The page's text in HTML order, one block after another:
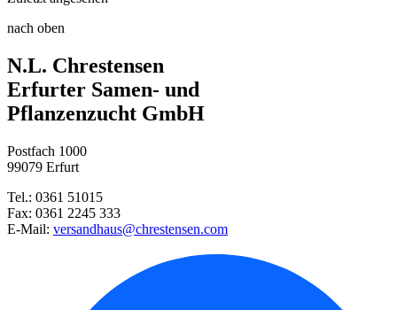
Bohnenkraut Aromata
Buschbohne Berggold
Radies Riesenbutter
Steckzwiebel Stuttgarter Riese ...
Buschbohne Purple Teepee
nach oben
N.L. Chrestensen
Erfurter Samen- und
Pflanzenzucht GmbH
Postfach 1000
99079 Erfurt
Tel.: 0361 51015
Fax: 0361 2245 333
E-Mail: versandhaus@chrestensen.com